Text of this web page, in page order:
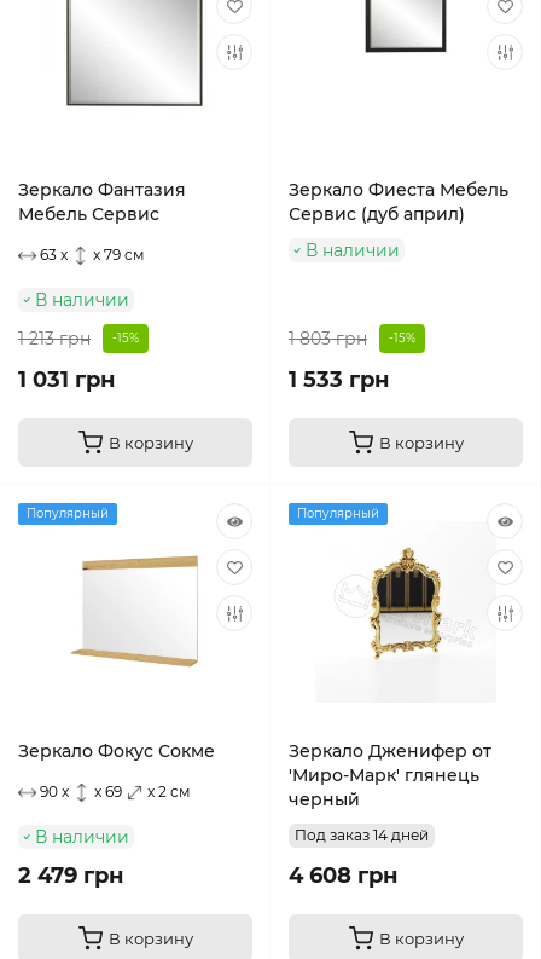
Зеркало Фантазия
Мебель Сервис
63 x x 79 см
В наличии
1 213 грн
-15%
1 031 грн
В корзину
Зеркало Фиеста Мебель
Сервис (дуб април)
В наличии
1 803 грн -15%
1 533 грн
В корзину
Популярный
Зеркало Фокус Сокме
90 x x 69 x 2 см
В наличии
2 479 грн
В корзину
Популярный
Зеркало Дженифер от
'Миро-Марк' глянець
черный
Под заказ 14 дней
4 608 грн
В корзину